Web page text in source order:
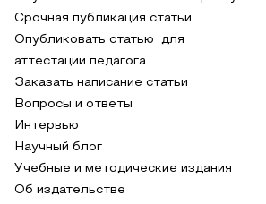
Срочная публикация статьи
Опубликовать статью для
аттестации педагога
Заказать написание статьи
Вопросы и ответы
Интервью
Научный блог
Учебные и методические издания
Об издательстве